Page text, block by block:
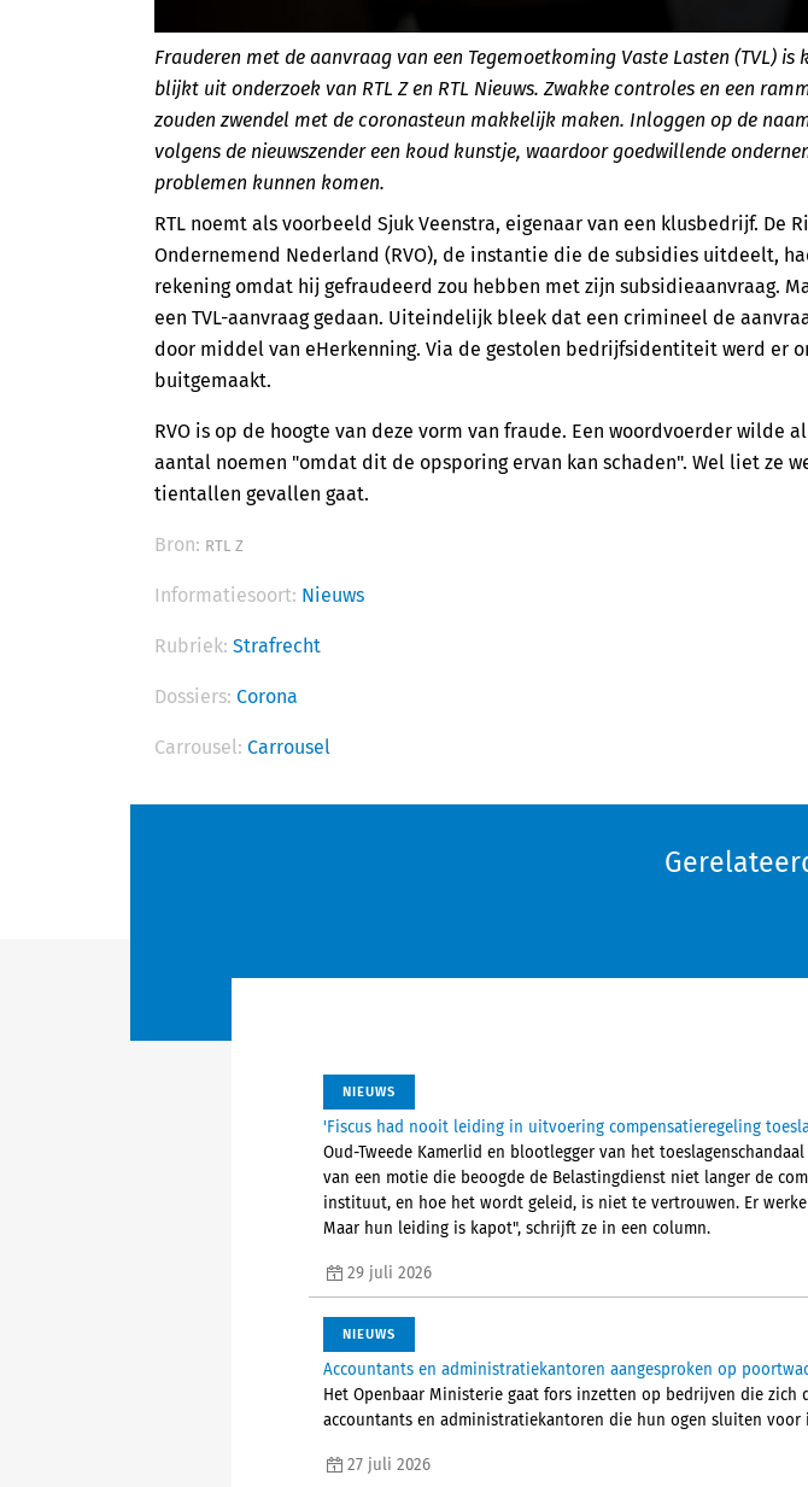
Frauderen met de aanvraag van een Tegemoetkoming Vaste Lasten (TVL)
blijkt uit onderzoek van RTL Z en RTL Nieuws. Zwakke controles en een
zouden zwendel met de coronasteun makkelijk maken. Inloggen op de
volgens de nieuwszender een koud kunstje, waardoor goedwillende
problemen kunnen komen.
RTL noemt als voorbeeld Sjuk Veenstra, eigenaar van een klusbedrijf. De
Ondernemend Nederland (RVO), de instantie die de subsidies uitdeelt,
rekening omdat hij gefraudeerd zou hebben met zijn subsidieaanvraag.
een TVL-aanvraag gedaan. Uiteindelijk bleek dat een crimineel de
door middel van eHerkenning. Via de gestolen bedrijfsidentiteit werd er
buitgemaakt.
RVO is op de hoogte van deze vorm van fraude. Een woordvoerder wilde
aantal noemen "omdat dit de opsporing ervan kan schaden". Wel liet ze
tientallen gevallen gaat.
Bron: RTL Z
Informatiesoort: Nieuws
Rubriek: Strafrecht
Dossiers: Corona
Carrousel: Carrousel
NIEUWS
'Fiscus had nooit leiding in uitvoering compensatieregeling
Oud-Tweede Kamerlid en blootlegger van het
van een motie die beoogde de Belastingdienst niet langer de
instituut, en hoe het wordt geleid, is niet te vertrouwen. Er
Maar hun leiding is kapot", schrijft ze in een column.
29 juli 2026
NIEUWS
Accountants en administratiekantoren aangesproken op
Het Openbaar Ministerie gaat fors inzetten op bedrijven die
accountants en administratiekantoren die hun ogen sluiten
27 juli 2026